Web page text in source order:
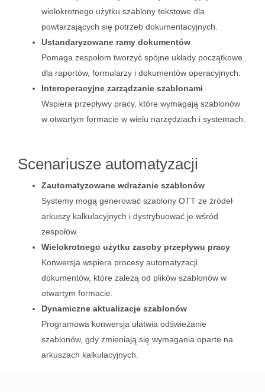
wielokrotnego użytku szablony tekstowe dla
powtarzających się potrzeb dokumentacyjnych.
Ustandaryzowane ramy dokumentów
Pomaga zespołom tworzyć spójne układy początkowe
dla raportów, formularzy i dokumentów operacyjnych.
Interoperacyjne zarządzanie szablonami
Wspiera przepływy pracy, które wymagają szablonów
w otwartym formacie w wielu narzędziach i systemach.
Scenariusze automatyzacji
Zautomatyzowane wdrażanie szablonów
Systemy mogą generować szablony OTT ze źródeł
arkuszy kalkulacyjnych i dystrybuować je wśród
zespołów.
Wielokrotnego użytku zasoby przepływu pracy
Konwersja wspiera procesy automatyzacji
dokumentów, które zależą od plików szablonów w
otwartym formacie.
Dynamiczne aktualizacje szablonów
Programowa konwersja ułatwia odświeżanie
szablonów, gdy zmieniają się wymagania oparte na
arkuszach kalkulacyjnych.